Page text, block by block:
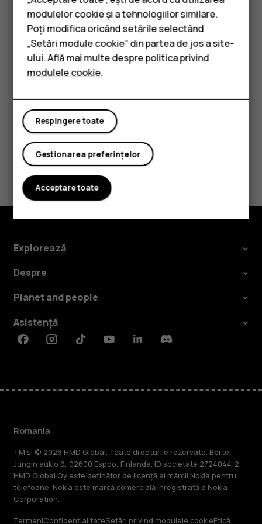
Smartphone-uri
Telefoane clasice
Accesorii
Tablete
Utilizatorilor li se reamintește că toate corecțiile de
mentenanță și securitate trebuie acceptate cât
mai repede, pentru asigurarea unei experiențe
Android fără probleme.
Considerați utile aceste informații?
Da Nu
Explorează
Despre
Planet and people
Asistență
FacebookInstagramTiktokYoutubeLinkedinDiscord
Romania
TM și © 2026 HMD Global. Toate drepturile rezervate. Bertel
Jungin aukio 9, 02600 Espoo, Finlanda. ID societate 2724044-2.
HMD Global Oy este deținător de licență al mărcii Nokia pentru
telefoane. Nokia este marcă comercială înregistrată a Nokia
Corporation.
TermeniConfidențialitateSetări privind modulele cookieEtică
modulelor cookie și a tehnologiilor similare.
Poți modifica oricând setările selectând
„Setări module cookie” din partea de jos a site-
ului. Află mai multe despre politica privind
modulele cookie.
Respingere toate
Gestionarea preferințelor
Acceptare toate